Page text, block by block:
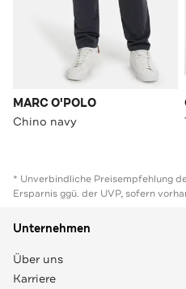
MARC O'POLO
Chino navy
* Unverbindliche Preisempfehlung
Ersparnis ggü. der UVP, sofern
Unternehmen
Über uns
Karriere